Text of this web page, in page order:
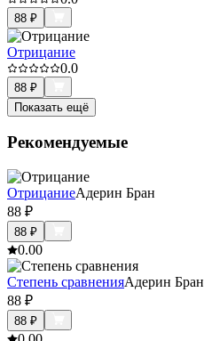
88 ₽
Отрицание
0.0
88 ₽
Показать ещё
Рекомендуемые
ОтрицаниеАдерин Бран
88 ₽
88 ₽
0.00
Степень сравненияАдерин Бран
88 ₽
88 ₽